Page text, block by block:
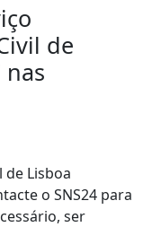
de
nas
de Lisboa
o SNS24 para
ser